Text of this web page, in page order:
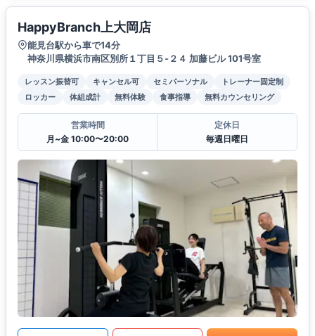
HappyBranch上大岡店
能見台駅から車で14分
神奈川県横浜市南区別所１丁目５-２４ 加藤ビル 101号室
レッスン振替可 キャンセル可 セミパーソナル
トレーナー固定制
ロッカー
体組成計 無料体験 食事指導 無料カウンセリング
営業時間
月~金 10:00〜20:00
定休日
毎週日曜日